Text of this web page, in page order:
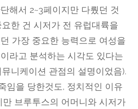
해서 2~3페이지만 다뤘던 것
요한 건 시저가 전 유럽대륙을
가장 중요한 능력으로 여성을
라고 분석하는 시각도 있다는
니케이션 관점의 설명이었음).
임을 당한것도, 정치적인 이유
만 브루투스의 어머니와 시저가